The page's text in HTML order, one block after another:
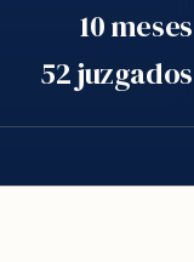
10 meses
52 juzgados